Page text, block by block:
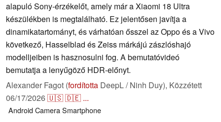
alapuló Sony-érzékelőt, amely már a Xiaomi 18 Ultra
készülékben is megtalálható. Ez jelentősen javítja a
dinamikatartományt, és várhatóan ősszel az Oppo és a Vivo
következő, Hasselblad és Zeiss márkájú zászlóshajó
modelljeiben is hasznosulni fog. A bemutatóvideó
bemutatja a lenyűgöző HDR-előnyt.
Alexander Fagot (fordította DeepL / Ninh Duy), Közzétett
06/17/2026🇺🇸🇩🇪 ...
AndroidCameraSmartphone